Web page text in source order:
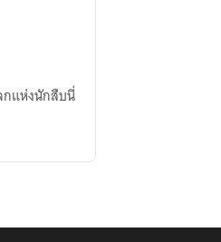
กแห่งนักสืบนี่